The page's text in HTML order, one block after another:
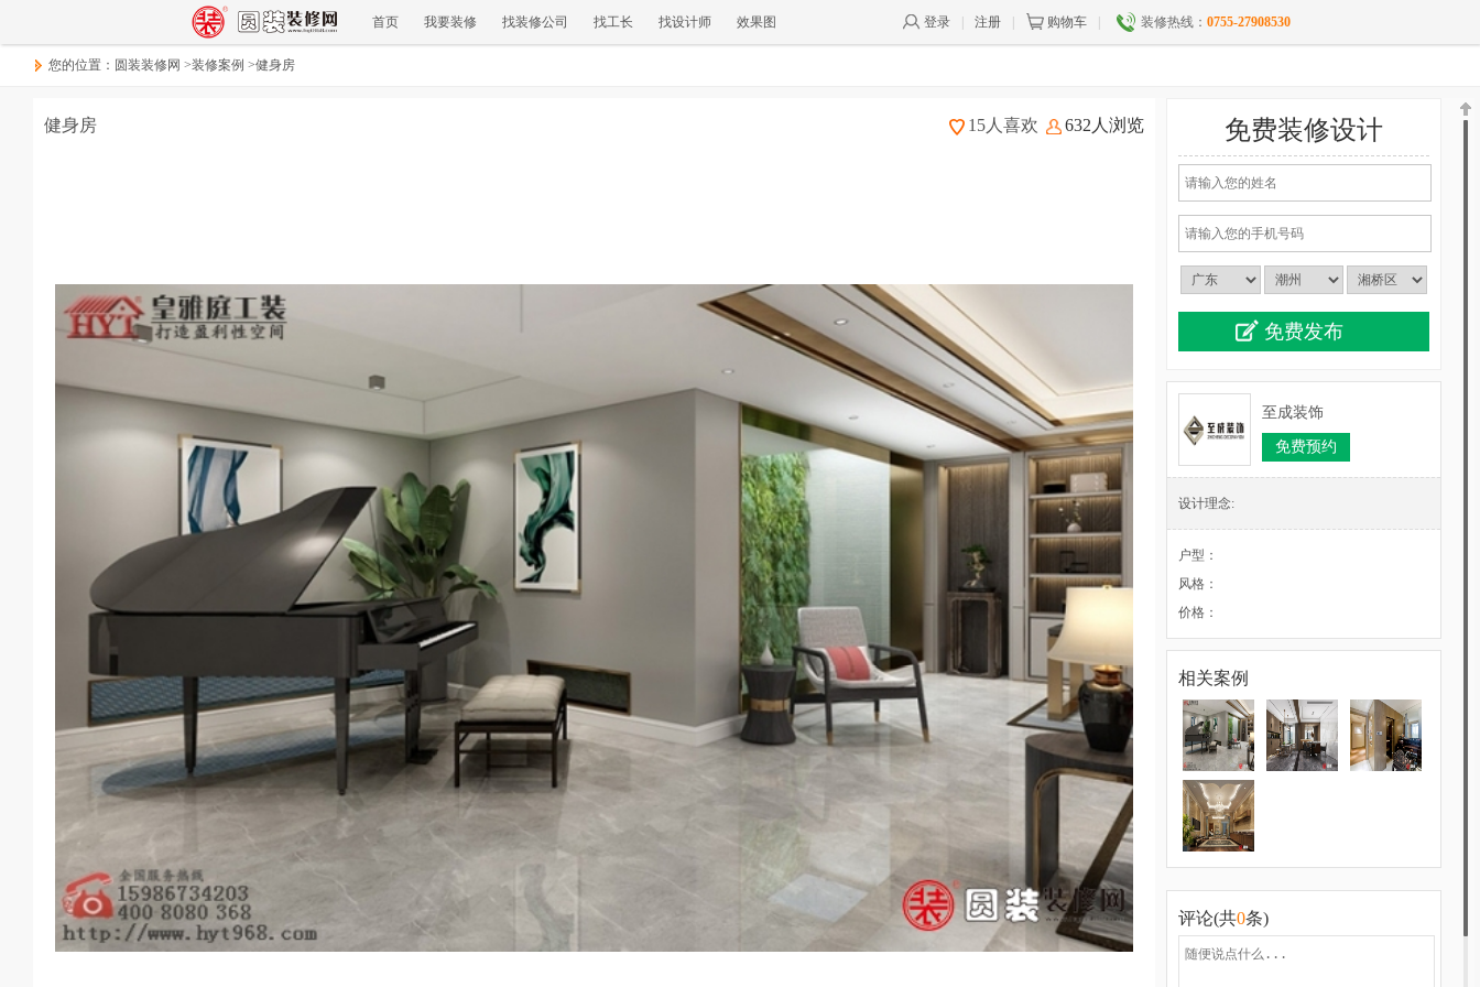
首页 我要装修 找装修公司 找工长 找设计师 效果图 登录 注册 购物车 装修热线： 0755-27908530
您的位置： 圆装装修网 >装修案例 >健身房
免费装修设计
至成装饰
免费预约
设计理念:
户型：
风格：
价格：
相关案例
评论(共0条)
健身房 15人喜欢 632人浏览